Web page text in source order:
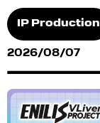
IP Production
2026/08/07